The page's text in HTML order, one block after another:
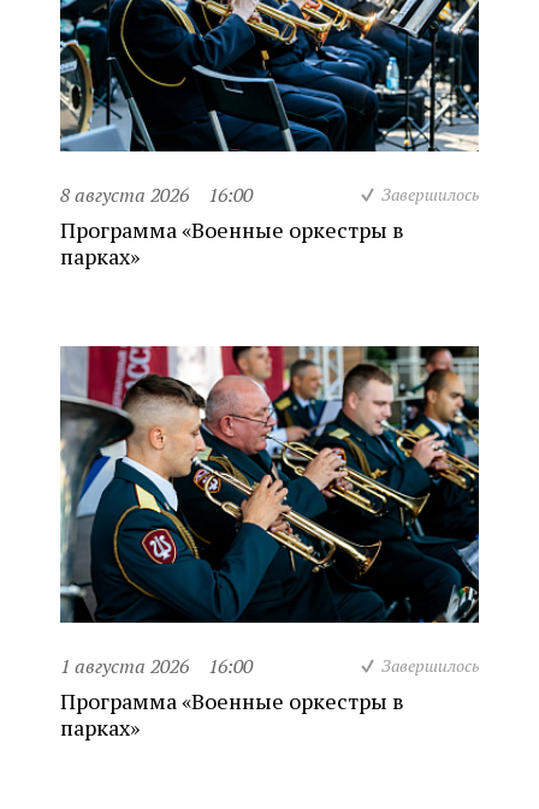
8 августа 2026 16:00 Завершилось
Программа «Военные оркестры в
парках»
1 августа 2026 16:00 Завершилось
Программа «Военные оркестры в
парках»